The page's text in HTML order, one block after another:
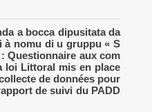
a bocca dipusitata da
à nomu di u gruppu « S
Questionnaire aux com
loi Littoral mis en place
de données pour
de suivi du PADD